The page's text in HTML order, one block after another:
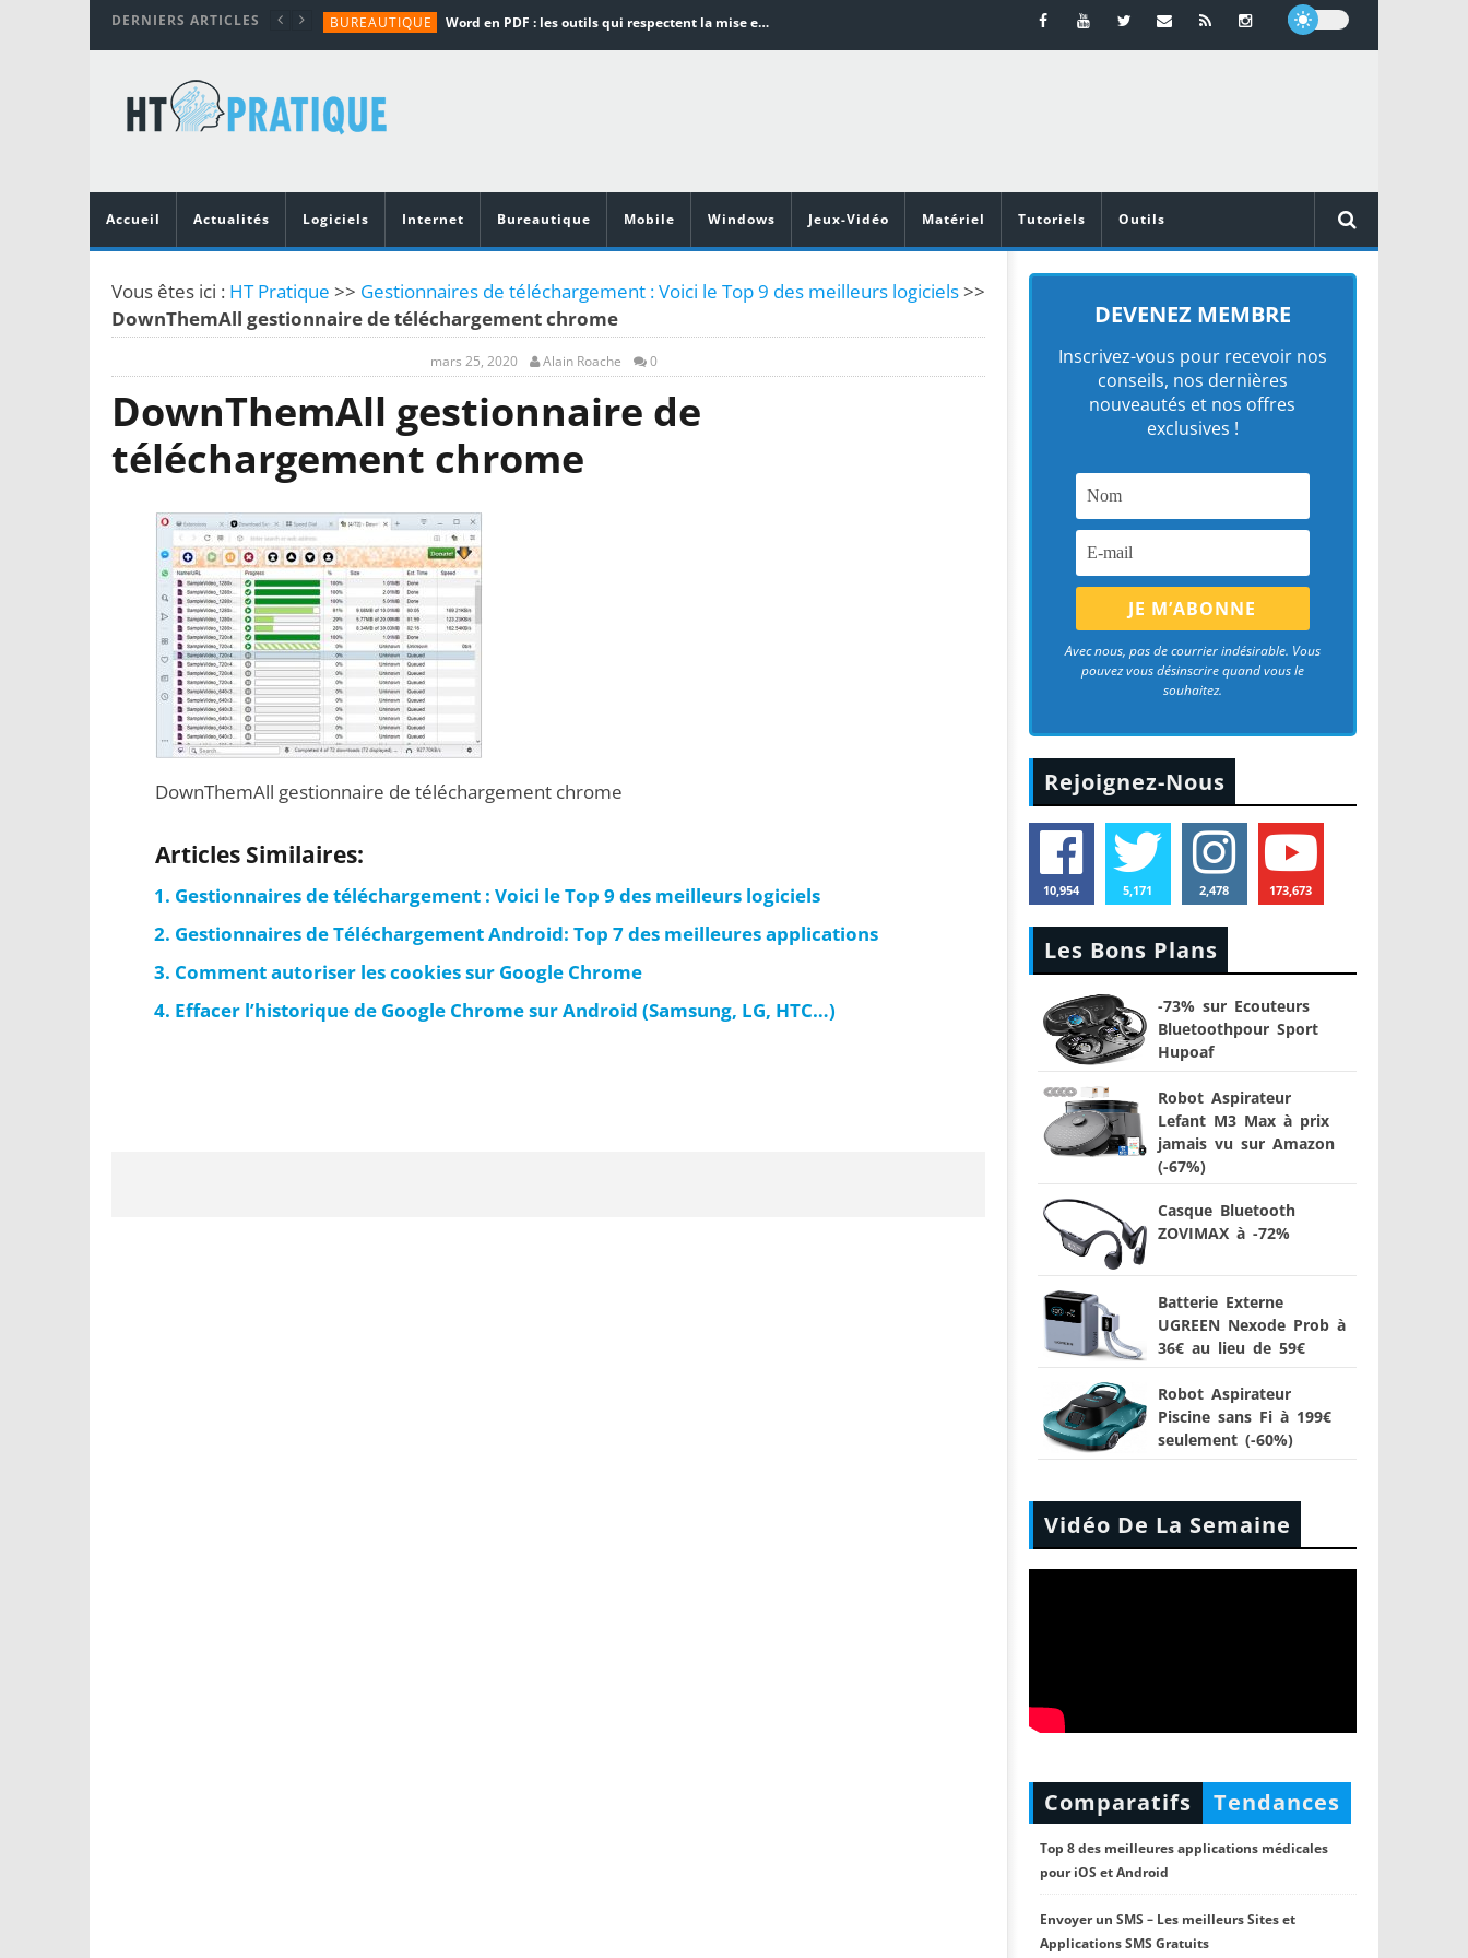
DERNIERS ARTICLES BUREAUTIQUE Word en PDF : les outils qui respectent la mise en page
TUTORIALS
MATÉRIEL
Vidéoprojecteurs Asus : Top 6 des meilleurs modèles de la marque
Accueil
Actualités Logiciels Internet Bureautique Mobile Windows Jeux-Vidéo Matériel Tutoriels Outils
Vous êtes ici : HT Pratique >> Gestionnaires de téléchargement : Voici le Top 9 des meilleurs logiciels>>
DownThemAll gestionnaire de téléchargement chrome
mars 25, 2020 Alain Roache 0
DownThemAll gestionnaire de
téléchargement chrome
DownThemAll gestionnaire de téléchargement chrome
Articles Similaires:
Gestionnaires de téléchargement : Voici le Top 9 des meilleurs logiciels
Gestionnaires de Téléchargement Android: Top 7 des meilleures applications
Comment autoriser les cookies sur Google Chrome
Effacer l’historique de Google Chrome sur Android (Samsung, LG, HTC…)
DEVENEZ MEMBRE
Inscrivez-vous pour recevoir nos
conseils, nos dernières
nouveautés et nos offres
exclusives !
Avec nous, pas de courrier indésirable. Vous
pouvez vous désinscrire quand vous le
souhaitez.
Rejoignez-Nous
10,954 5,171 2,478 173,673
Les Bons Plans
-73% sur Ecouteurs
Bluetoothpour Sport
Hupoaf
Robot Aspirateur
Lefant M3 Max à prix
jamais vu sur Amazon
(-67%)
Casque Bluetooth
ZOVIMAX à -72%
Batterie Externe
UGREEN Nexode Prob à
36€ au lieu de 59€
Robot Aspirateur
Piscine sans Fi à 199€
seulement (-60%)
Vidéo De La Semaine
Comparatifs Tendances
Top 8 des meilleures applications médicales
pour iOS et Android
Envoyer un SMS – Les meilleurs Sites et
Applications SMS Gratuits